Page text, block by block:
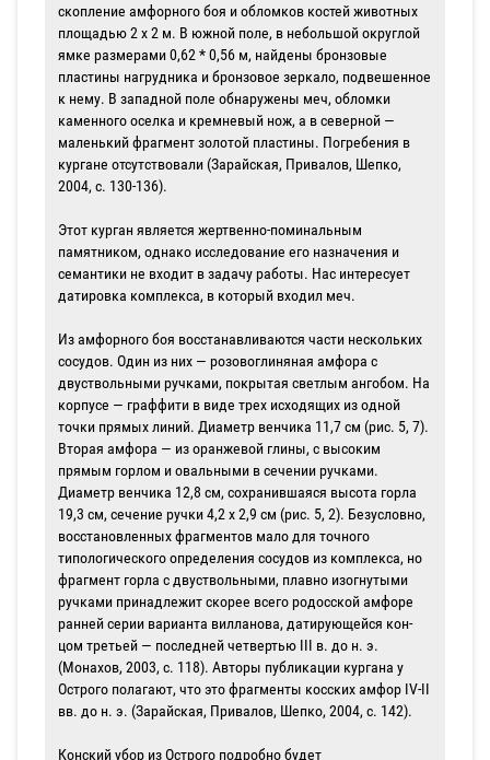
скопление амфорного боя и обломков костей животных
площа­дью 2 х 2 м. В южной поле, в небольшой округлой
ямке размерами 0,62 * 0,56 м, найдены бронзовые
пластины нагрудника и бронзовое зеркало, подвешенное
к нему. В западной поле обнаружены меч, облом­ки
каменного оселка и кремневый нож, а в северной —
маленький фрагмент золо­той пластины. Погребения в
кургане отсут­ствовали (Зарайская, Привалов, Шепко,
2004, с. 130-136).
Этот курган является жертвенно-поминальным
памятником, однако исследова­ние его назначения и
семантики не входит в задачу работы. Нас интересует
датиров­ка комплекса, в который входил меч.
Из амфорного боя восстанавливаются части нескольких
сосудов. Один из них — розовоглиняная амфора с
двуствольными ручками, покрытая светлым ангобом. На
кор­пусе — граффити в виде трех исходящих из одной
точки прямых линий. Диаметр венчика 11,7 см (рис. 5, 7).
Вторая ам­фора — из оранжевой глины, с высоким
прямым горлом и овальными в сечении ручками.
Диаметр венчика 12,8 см, сохра­нившаяся высота горла
19,3 см, сечение ручки 4,2 х 2,9 см (рис. 5, 2). Безусловно,
восстановленных фраг­ментов мало для точного
типологическо­го определения сосудов из комплекса, но
фрагмент горла с двуствольными, плавно изогнутыми
ручками принадлежит скорее всего родосской амфоре
ранней серии варианта вилланова, датирующейся кон­
цом третьей — последней четвертью III в. до н. э.
(Монахов, 2003, с. 118). Авторы публикации кургана у
Острого полагают, что это фрагменты косских амфор IV-II
вв. до н. э. (Зарайская, Привалов, Шепко, 2004, с. 142).
Конский убор из Острого подробно бу­дет